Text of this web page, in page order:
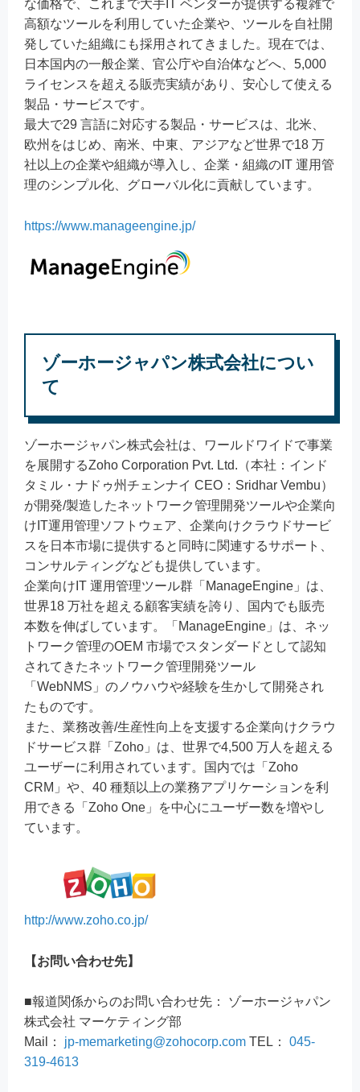
な価格で、これまで大手IT ベンダーが提供する複雑で
高額なツールを利用していた企業や、ツールを自社開
発していた組織にも採用されてきました。現在では、
日本国内の一般企業、官公庁や自治体などへ、5,000
ライセンスを超える販売実績があり、安心して使える
製品・サービスです。
最大で29 言語に対応する製品・サービスは、北米、
欧州をはじめ、南米、中東、アジアなど世界で18 万
社以上の企業や組織が導入し、企業・組織のIT 運用管
理のシンプル化、グローバル化に貢献しています。
https://www.manageengine.jp/
ゾーホージャパン株式会社につい
て
ゾーホージャパン株式会社は、ワールドワイドで事業
を展開するZoho Corporation Pvt. Ltd.（本社：インド
タミル・ナドゥ州チェンナイ CEO：Sridhar Vembu）
が開発/製造したネットワーク管理開発ツールや企業向
けIT運用管理ソフトウェア、企業向けクラウドサービ
スを日本市場に提供すると同時に関連するサポート、
コンサルティングなども提供しています。
企業向けIT 運用管理ツール群「ManageEngine」は、
世界18 万社を超える顧客実績を誇り、国内でも販売
本数を伸ばしています。「ManageEngine」は、ネッ
トワーク管理のOEM 市場でスタンダードとして認知
されてきたネットワーク管理開発ツール
「WebNMS」のノウハウや経験を生かして開発され
たものです。
また、業務改善/生産性向上を支援する企業向けクラウ
ドサービス群「Zoho」は、世界で4,500 万人を超える
ユーザーに利用されています。国内では「Zoho
CRM」や、40 種類以上の業務アプリケーションを利
用できる「Zoho One」を中心にユーザー数を増やし
ています。
http://www.zoho.co.jp/
【お問い合わせ先】
■報道関係からのお問い合わせ先： ゾーホージャパン
株式会社 マーケティング部
Mail： jp-memarketing@zohocorp.com TEL： 045-
319-4613